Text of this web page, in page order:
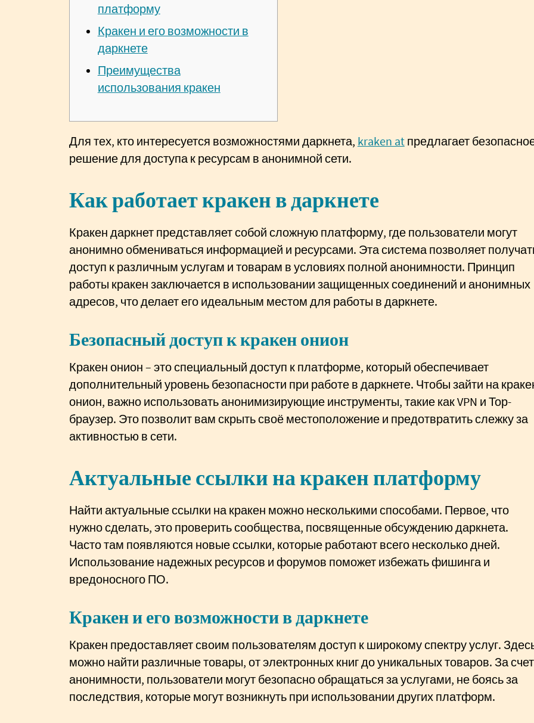
платформу
Кракен и его возможности в
даркнете
Преимущества
использования кракен
Для тех, кто интересуется возможностями даркнета, kraken atпредлагает
решение для доступа к ресурсам в анонимной сети.
Как работает кракен в даркнете
Кракен даркнет представляет собой сложную платформу, где пользователи могут
анонимно обмениваться информацией и ресурсами. Эта система позволяет
доступ к различным услугам и товарам в условиях полной анонимности. Принцип
работы кракен заключается в использовании защищенных соединений и анонимных
адресов, что делает его идеальным местом для работы в даркнете.
Безопасный доступ к кракен онион
Кракен онион – это специальный доступ к платформе, который обеспечивает
дополнительный уровень безопасности при работе в даркнете. Чтобы зайти на
онион, важно использовать анонимизирующие инструменты, такие как VPN и Тор-
браузер. Это позволит вам скрыть своё местоположение и предотвратить слежку за
активностью в сети.
Актуальные ссылки на кракен платформу
Найти актуальные ссылки на кракен можно несколькими способами. Первое, что
нужно сделать, это проверить сообщества, посвященные обсуждению даркнета.
Часто там появляются новые ссылки, которые работают всего несколько дней.
Использование надежных ресурсов и форумов поможет избежать фишинга и
вредоносного ПО.
Кракен и его возможности в даркнете
Кракен предоставляет своим пользователям доступ к широкому спектру услуг.
можно найти различные товары, от электронных книг до уникальных товаров. За счет
анонимности, пользователи могут безопасно обращаться за услугами, не боясь за
последствия, которые могут возникнуть при использовании других платформ.